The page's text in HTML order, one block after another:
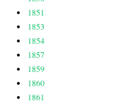
1851
1853
1854
1857
1859
1860
1861